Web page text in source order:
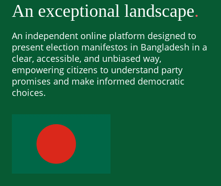
An exceptional landscape
An independent online platform designed to
present election manifestos in Bangladesh in a
clear, accessible, and unbiased way,
empowering citizens to understand party
promises and make informed democratic
choices.